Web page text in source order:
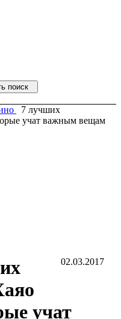
7 лучших
учат важным вещам
02.03.2017
учат